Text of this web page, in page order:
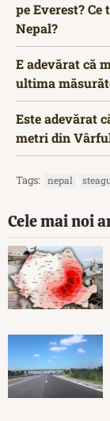
pe Everest?
Nepal?
E adevărat că
ultima
Este adevărat
metri din
Tags: nepal
Cele mai noi